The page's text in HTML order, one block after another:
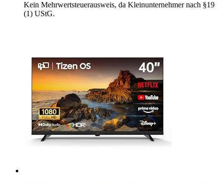
Kein Mehrwertsteuerausweis, da Kleinunternehmer nach §19
(1) UStG.